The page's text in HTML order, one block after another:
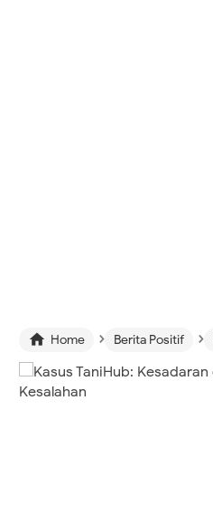
 Home › Berita Positif ›